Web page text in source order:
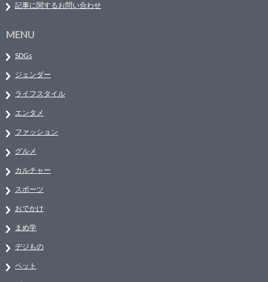
記事に関するお問い合わせ
MENU
SDGs
ジェンダー
ライフスタイル
エンタメ
ファッション
グルメ
カルチャー
スポーツ
おでかけ
まめ学
デジもの
ペット